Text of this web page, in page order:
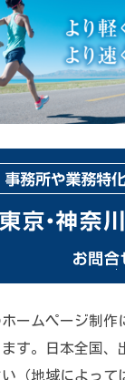
ームページ制作
す。日本全国
（地域によっ